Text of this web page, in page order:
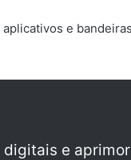
e
e